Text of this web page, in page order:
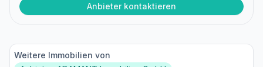
Anbieter kontaktieren
Weitere Immobilien von